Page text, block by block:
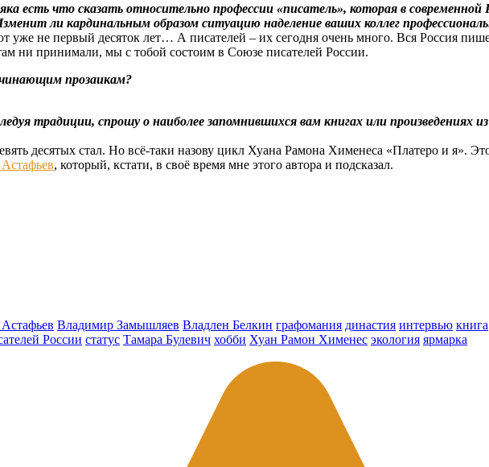
есть что сказать относительно профессии «писатель», которая в
ли кардинальным образом ситуацию наделение ваших коллег
уже не первый десяток лет… А писателей – их сегодня очень много. Вся Россия
ни принимали, мы с тобой состоим в Союзе писателей России.
прозаикам?
традиции, спрошу о наиболее запомнившихся вам книгах или произведениях
десятых стал. Но всё-таки назову цикл Хуана Рамона Хименеса «Платеро и я».
, который, кстати, в своё время мне этого автора и подсказал.
Владимир Замышляев Владлен Белкин графомания династия интервью книга
России статус Тамара Булевич хобби Хуан Рамон Хименес экология ярмарка